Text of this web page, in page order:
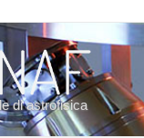
di astrofisica